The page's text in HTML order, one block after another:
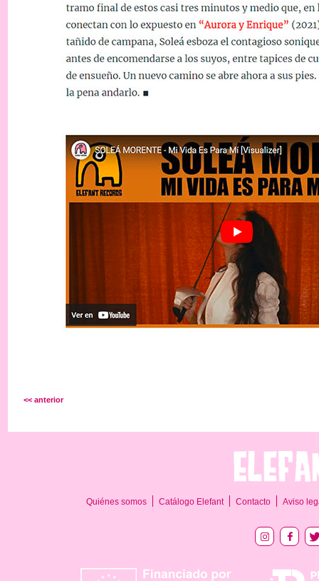
<< anterior
Quiénes somos Catálogo Elefant Contacto Aviso